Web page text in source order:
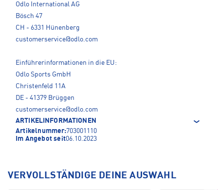
Odlo International AG
Bösch 47
CH - 6331 Hünenberg
customerservice@odlo.com
Einführerinformationen in die EU:
Odlo Sports GmbH
Christenfeld 11A
DE - 41379 Brüggen
customerservice@odlo.com
ARTIKELINFORMATIONEN
Artikelnummer:703001110
Im Angebot seit06.10.2023
VERVOLLSTÄNDIGE DEINE AUSWAHL